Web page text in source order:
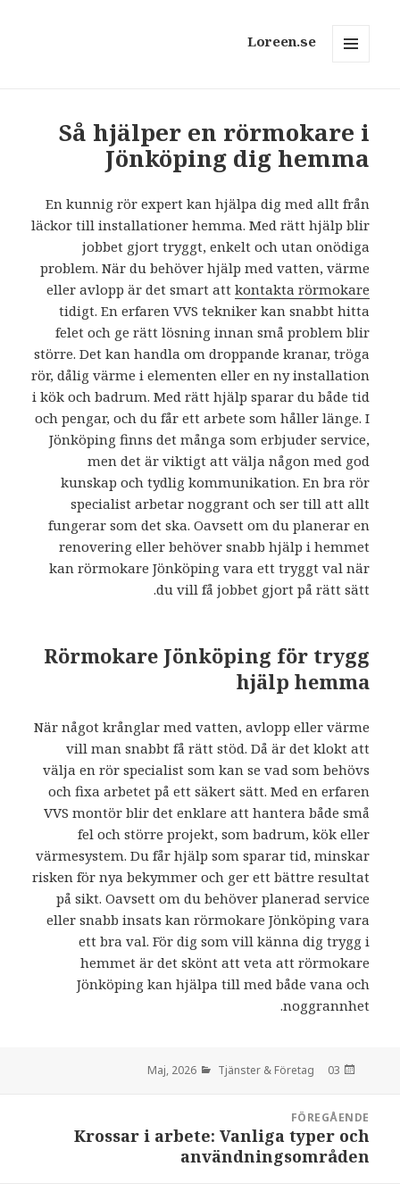
Loreen.se
Så hjälper en rörmokare i
Jönköping dig hemma
En kunnig rör expert kan hjälpa dig med allt från
läckor till installationer hemma. Med rätt hjälp blir
jobbet gjort tryggt, enkelt och utan onödiga
problem. När du behöver hjälp med vatten, värme
eller avlopp är det smart att kontakta rörmokare
tidigt. En erfaren VVS tekniker kan snabbt hitta
felet och ge rätt lösning innan små problem blir
större. Det kan handla om droppande kranar, tröga
rör, dålig värme i elementen eller en ny installation
i kök och badrum. Med rätt hjälp sparar du både tid
och pengar, och du får ett arbete som håller länge. I
Jönköping finns det många som erbjuder service,
men det är viktigt att välja någon med god
kunskap och tydlig kommunikation. En bra rör
specialist arbetar noggrant och ser till att allt
fungerar som det ska. Oavsett om du planerar en
renovering eller behöver snabb hjälp i hemmet
kan rörmokare Jönköping vara ett tryggt val när
du vill få jobbet gjort på rätt sätt.
Rörmokare Jönköping för trygg
hjälp hemma
När något krånglar med vatten, avlopp eller värme
vill man snabbt få rätt stöd. Då är det klokt att
välja en rör specialist som kan se vad som behövs
och fixa arbetet på ett säkert sätt. Med en erfaren
VVS montör blir det enklare att hantera både små
fel och större projekt, som badrum, kök eller
värmesystem. Du får hjälp som sparar tid, minskar
risken för nya bekymmer och ger ett bättre resultat
på sikt. Oavsett om du behöver planerad service
eller snabb insats kan rörmokare Jönköping vara
ett bra val. För dig som vill känna dig trygg i
hemmet är det skönt att veta att rörmokare
Jönköping kan hjälpa till med både vana och
noggrannhet.
den
03 Maj, 2026
Tjänster & Företag
FÖREGÅENDE
:
Krossar i arbete: Vanliga typer och
användningsområden